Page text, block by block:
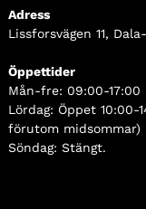
Adress
Lissforsvägen 11,
Öppettider
Mån-fre: 09:00-17:00
Lördag: Öppet 10:00-
förutom midsommar)
Söndag: Stängt.